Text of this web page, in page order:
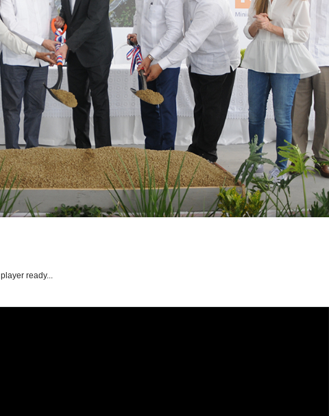
player ready...